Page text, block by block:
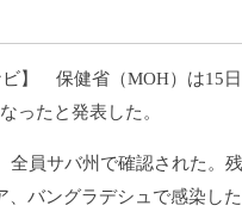
ビ】 保健省（MOH）は15
ったと発表した。
員サバ州で確認された。
バングラデシュで感染し